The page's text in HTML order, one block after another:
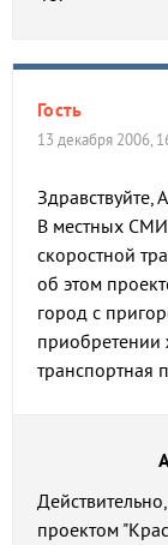
Гость
13 декабря 2006,
Здравствуйте,
В местных СМИ
cкоростной
об этом
город с
приобретении
транспортная
проектом